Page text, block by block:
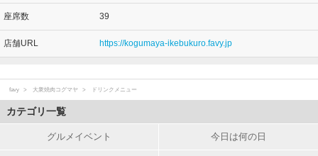
座席数 39
店舗URL https://kogumaya-ikebukuro.favy.jp
favy 大衆焼肉コグマヤ ドリンクメニュー
カテゴリ一覧
グルメイベント 今日は何の日